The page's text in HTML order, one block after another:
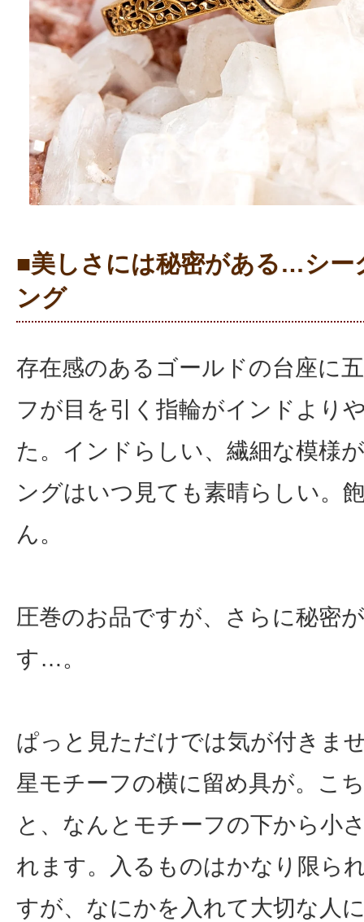
■美しさには秘密がある…シー
ング
存在感のあるゴールドの台座に
フが目を引く指輪がインドより
た。インドらしい、繊細な模様
ングはいつ見ても素晴らしい。
ん。
圧巻のお品ですが、さらに秘密
す…。
ぱっと見ただけでは気が付きま
星モチーフの横に留め具が。こ
と、なんとモチーフの下から小
れます。入るものはかなり限ら
すが、なにかを入れて大切な人